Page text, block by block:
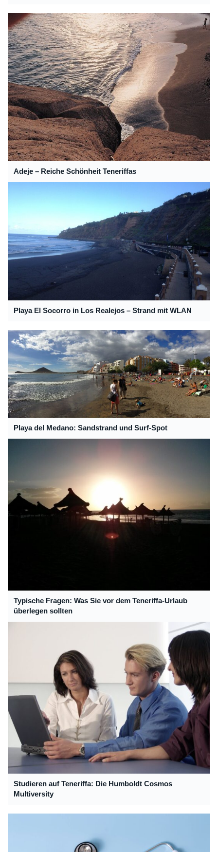
Adeje – Reiche Schönheit Teneriffas
Playa El Socorro in Los Realejos – Strand mit WLAN
Playa del Medano: Sandstrand und Surf-Spot
Typische Fragen: Was Sie vor dem Teneriffa-Urlaub
überlegen sollten
Studieren auf Teneriffa: Die Humboldt Cosmos
Multiversity